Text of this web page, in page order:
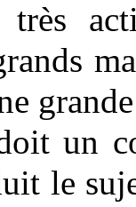
très
un
le